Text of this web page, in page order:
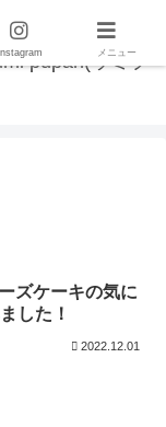
ズケーキの気に
した！
2022.12.01
Instagram メニュー